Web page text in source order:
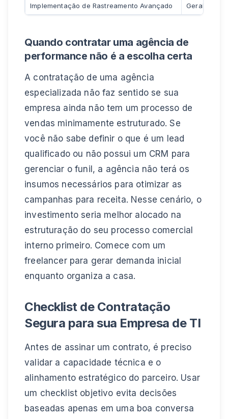
Implementação de Rastreamento Avançado Geralmente
Quando contratar uma agência de
performance não é a escolha certa
A contratação de uma agência
especializada não faz sentido se sua
empresa ainda não tem um processo de
vendas minimamente estruturado. Se
você não sabe definir o que é um lead
qualificado ou não possui um CRM para
gerenciar o funil, a agência não terá os
insumos necessários para otimizar as
campanhas para receita. Nesse cenário, o
investimento seria melhor alocado na
estruturação do seu processo comercial
interno primeiro. Comece com um
freelancer para gerar demanda inicial
enquanto organiza a casa.
Checklist de Contratação
Segura para sua Empresa de TI
Antes de assinar um contrato, é preciso
validar a capacidade técnica e o
alinhamento estratégico do parceiro. Usar
um checklist objetivo evita decisões
baseadas apenas em uma boa conversa